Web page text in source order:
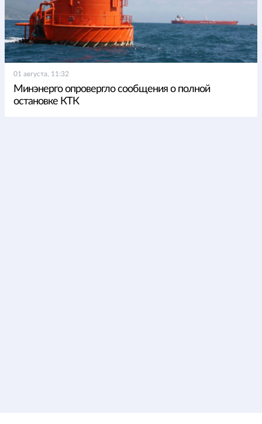
01 августа, 11:32
Минэнерго опровергло сообщения о полной
остановке КТК